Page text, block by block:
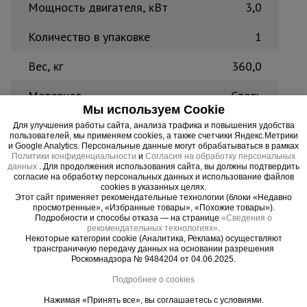
Мощность двигателя, кВт
3,0
Количество в упаковке
1
Вес, кг
360,0
Материал
Cталь
Страна производитель
Китай
Станок TeaM GQ40 обеспечивает возможность
резки арматуры до 40 мм в диаметре. Резчик
может отрезать несколько прутов одновременно.
Быстроту загрузки обеспечивают прокатные
ролики.
Мы используем Cookie
Для улучшения работы сайта, анализа трафика и повышения удобства
пользователей, мы применяем cookies, а также счетчики Яндекс.Метрики
и Google Analytics. Персональные данные могут обрабатываться в рамках
Политики конфиденциальности и Согласия на обработку персональных
данных . Для продолжения использования сайта, вы должны подтвердить
согласие на обработку персональных данных и использование файлов
cookies в указанных целях.
Этот сайт применяет рекомендательные технологии (блоки «Недавно
просмотренные», «Избранные товары», «Похожие товары»).
Подробности и способы отказа — на странице «Сведения о
рекомендательных технологиях».
Некоторые категории cookie (Аналитика, Реклама) осуществляют
трансграничную передачу данных на основании разрешения
Роскомнадзора № 9484204 от 04.06.2025.
Подробнее о cookies
Нажимая «Принять все», вы соглашаетесь с условиями.